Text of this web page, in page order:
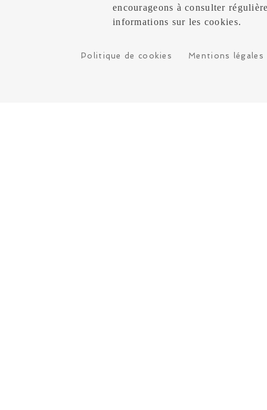
encourageons à consulter
informations sur les cookies.
Politique de cookies Mentions légales